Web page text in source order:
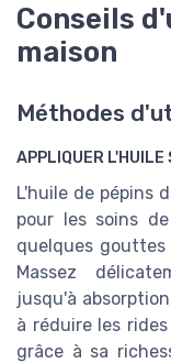
Conseils
maison
Méthodes
APPLIQUER L'HUILE
L'huile de pépins
pour les soins
quelques gouttes
Massez
jusqu'à
à réduire les
grâce à sa